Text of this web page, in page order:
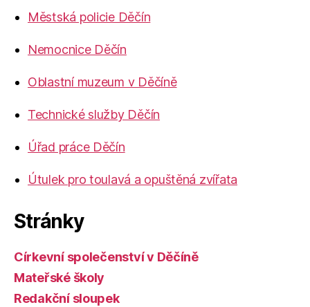
Městská policie Děčín
Nemocnice Děčín
Oblastní muzeum v Děčíně
Technické služby Děčín
Úřad práce Děčín
Útulek pro toulavá a opuštěná zvířata
Stránky
Církevní společenství v Děčíně
Mateřské školy
Redakční sloupek